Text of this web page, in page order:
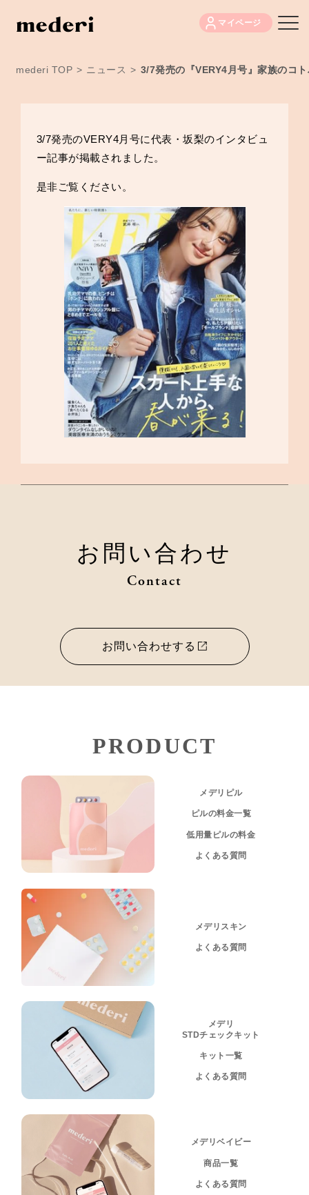
マイページ
mederi TOP > ニュース > 3/7発売の『VERY4月号』家族のコ
3/7発売のVERY4月号に代表・坂梨のインタビュ
ー記事が掲載されました。
是非ご覧ください。
お問い合わせ
Contact
お問い合わせする
PRODUCT
メデリピル
ピルの料金一覧
低用量ピルの料金
よくある質問
メデリスキン
よくある質問
メデリ
STDチェックキット
キット一覧
よくある質問
メデリベイビー
商品一覧
よくある質問